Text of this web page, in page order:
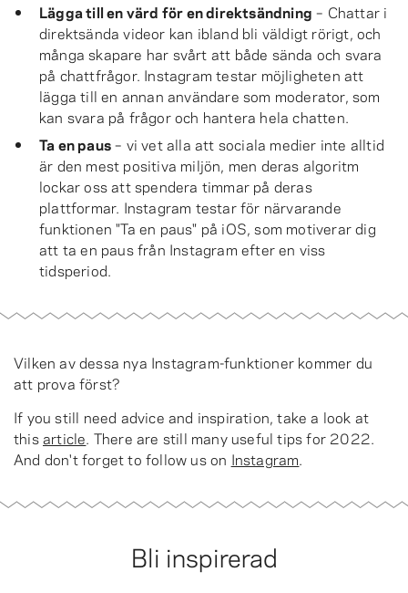
Lägga till en värd för en direktsändning – Chattar i
direktsända videor kan ibland bli väldigt rörigt, och
många skapare har svårt att både sända och svara
på chattfrågor. Instagram testar möjligheten att
lägga till en annan användare som moderator, som
kan svara på frågor och hantera hela chatten.
Ta en paus– vi vet alla att sociala medier inte alltid
är den mest positiva miljön, men deras algoritm
lockar oss att spendera timmar på deras
plattformar. Instagram testar för närvarande
funktionen "Ta en paus" på iOS, som motiverar dig
att ta en paus från Instagram efter en viss
tidsperiod.
Vilken av dessa nya Instagram-funktioner kommer du
att prova först?
If you still need advice and inspiration, take a look at
thisarticle. There are still many useful tips for 2022.
And don't forget to follow us on Instagram.
Bli inspirerad